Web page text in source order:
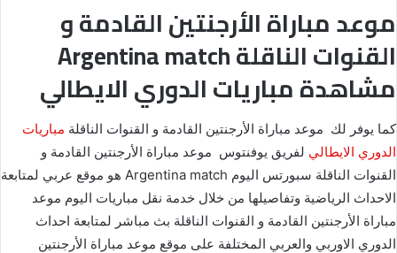
موعد مباراة الأرجنتين القادمة و
القنوات الناقلة Argentina match
مشاهدة مباريات الدوري الايطالي
كما يوفر لك موعد مباراة الأرجنتين القادمة و القنوات الناقلة مباريات
الدوري الايطالي لفريق يوفنتوس موعد مباراة الأرجنتين القادمة و
القنوات الناقلة سبورتس اليوم Argentina match هو موقع عربي لمتابعة
الاحداث الرياضية وتفاصيلها من خلال خدمة نقل مباريات اليوم موعد
مباراة الأرجنتين القادمة و القنوات الناقلة بث مباشر لمتابعة احداث
الدوري الاوربي والعربي المختلفة على موقع موعد مباراة الأرجنتين